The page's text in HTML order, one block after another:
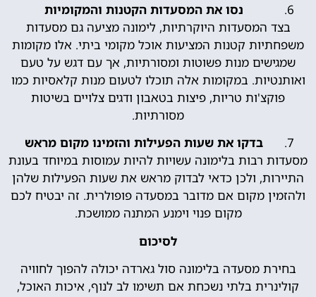
נסו את המסעדות הקטנות והמקומיות
בצד המסעדות היוקרתיות, לימונה מציעה גם מסעדות
משפחתיות קטנות המציעות אוכל מקומי ביתי. אלו מקומות
שמגישים מנות פשוטות ומסורתיות, אך עם דגש על טעם
ואותנטיות. במקומות אלה תוכלו לטעום מנות קלאסיות כמו
פוקצ'ות טריות, פיצות בטאבון ודגים צלויים בשיטות
מסורתיות.
בדקו את שעות הפעילות והזמינו מקום מראש
מסעדות רבות בלימונה עשויות להיות עמוסות במיוחד בעונת
התיירות, ולכן כדאי לבדוק מראש את שעות הפעילות שלהן
ולהזמין מקום אם מדובר במסעדה פופולרית. זה יבטיח לכם
מקום פנוי וימנע המתנה ממושכת.
לסיכום
בחירת מסעדה בלימונה סול גארדה יכולה להפוך לחוויה
קולינרית בלתי נשכחת אם תשימו לב לנוף, איכות האוכל,